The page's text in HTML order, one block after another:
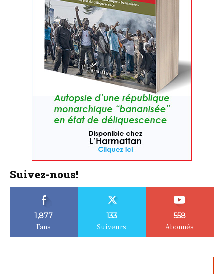
Suivez-nous!
1,877
Fans
133
Suiveurs
558
Abonnés